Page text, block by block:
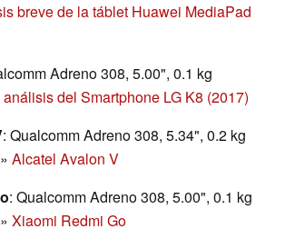
breve de la táblet Huawei MediaPad
Adreno 308, 5.00", 0.1 kg
del Smartphone LG K8 (2017)
: Qualcomm Adreno 308, 5.34", 0.2 kg
» Alcatel Avalon V
: Qualcomm Adreno 308, 5.00", 0.1 kg
» Xiaomi Redmi Go